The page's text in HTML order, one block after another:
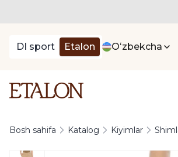
DI sport Etalon Oʻzbekcha
Bosh sahifa Katalog Kiyimlar